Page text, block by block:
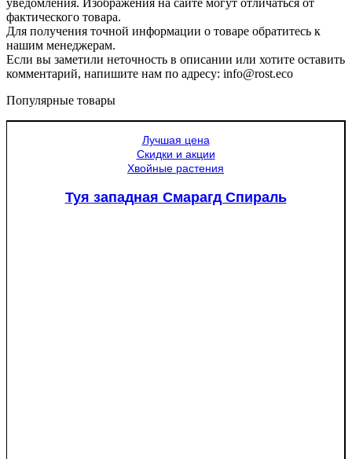
фактического товара.
Для получения точной информации о товаре обратитесь к
нашим менеджерам.
Если вы заметили неточность в описании или хотите оставить
комментарий, напишите нам по адресу: info@rost.eco
Популярные товары
Лучшая цена
Скидки и акции
Хвойные растения
Туя западная Смарагд Спираль